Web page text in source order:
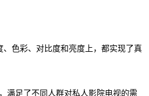
色彩、对比度和亮度上，都实现了真
满足了不同人群对私人影院电视的需